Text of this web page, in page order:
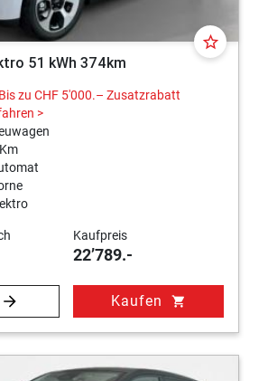
star_border
51 kWh 374km
zu CHF 5'000.– Zusatzrabatt
>
Kaufpreis
22’789.-
Kaufen shopping_cart